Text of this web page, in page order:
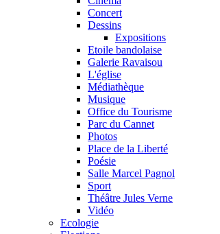
Concert
Dessins
Expositions
Etoile bandolaise
Galerie Ravaisou
L'église
Médiathèque
Musique
Office du Tourisme
Parc du Cannet
Photos
Place de la Liberté
Poésie
Salle Marcel Pagnol
Sport
Théâtre Jules Verne
Vidéo
Ecologie